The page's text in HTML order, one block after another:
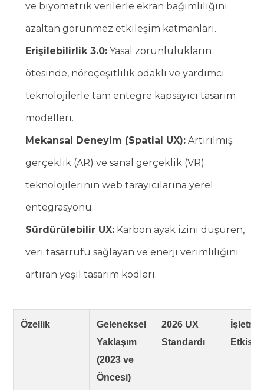
ve biyometrik verilerle ekran bağımlılığını
azaltan görünmez etkileşim katmanları.
Erişilebilirlik 3.0: Yasal zorunlulukların
ötesinde, nöroçeşitlilik odaklı ve yardımcı
teknolojilerle tam entegre kapsayıcı tasarım
modelleri.
Mekansal Deneyim (Spatial UX): Artırılmış
gerçeklik (AR) ve sanal gerçeklik (VR)
teknolojilerinin web tarayıcılarına yerel
entegrasyonu.
Sürdürülebilir UX: Karbon ayak izini düşüren,
veri tasarrufu sağlayan ve enerji verimliliğini
artıran yeşil tasarım kodları.
Özellik
Geleneksel
Yaklaşım
(2023 ve
Öncesi)
2026 UX
Standardı
Etkisi